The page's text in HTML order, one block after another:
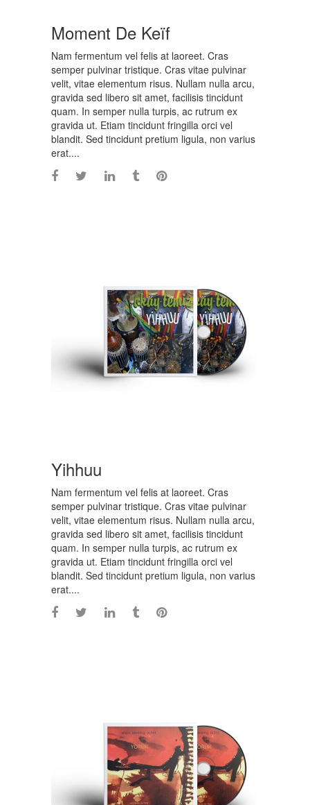
Moment De Keïf
Nam fermentum vel felis at laoreet. Cras
semper pulvinar tristique. Cras vitae pulvinar
velit, vitae elementum risus. Nullam nulla arcu,
gravida sed libero sit amet, facilisis tincidunt
quam. In semper nulla turpis, ac rutrum ex
gravida ut. Etiam tincidunt fringilla orci vel
blandit. Sed tincidunt pretium ligula, non varius
erat....
Yihhuu
Nam fermentum vel felis at laoreet. Cras
semper pulvinar tristique. Cras vitae pulvinar
velit, vitae elementum risus. Nullam nulla arcu,
gravida sed libero sit amet, facilisis tincidunt
quam. In semper nulla turpis, ac rutrum ex
gravida ut. Etiam tincidunt fringilla orci vel
blandit. Sed tincidunt pretium ligula, non varius
erat....